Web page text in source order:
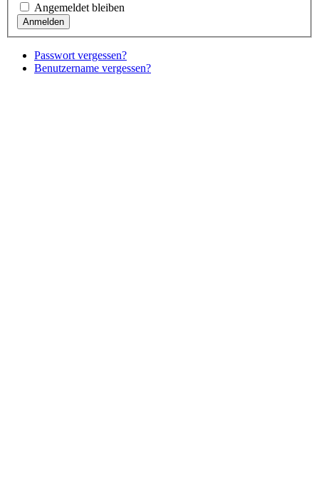
Angemeldet bleiben
Passwort vergessen?
Benutzername vergessen?